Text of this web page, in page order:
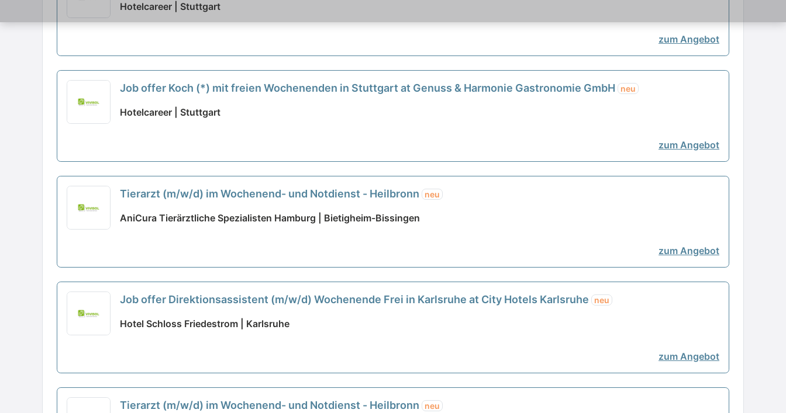
Hotelcareer | Stuttgart
zum Angebot
Job offer Koch (*) mit freien Wochenenden in Stuttgart at Genuss & Harmonie Gastronomie GmbH neu
Hotelcareer | Stuttgart
zum Angebot
Tierarzt (m/w/d) im Wochenend- und Notdienst - Heilbronn neu
AniCura Tierärztliche Spezialisten Hamburg | Bietigheim-Bissingen
zum Angebot
Job offer Direktionsassistent (m/w/d) Wochenende Frei in Karlsruhe at City Hotels Karlsruhe neu
Hotel Schloss Friedestrom | Karlsruhe
zum Angebot
Tierarzt (m/w/d) im Wochenend- und Notdienst - Heilbronn neu